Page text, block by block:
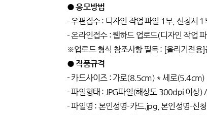
● 응모방법
- 우편접수 : 디자인 작업 파일 1부, 신청서
- 온라인접수 : 웹하드 업로드(디자인 작업
※업로드 형식 참조사항 필독 : [올리기전
● 작품규격
- 카드사이즈 : 가로(8.5cm) * 세로(5.4cm)
- 파일형태 : JPG파일(해상도 300dpi 이상)
- 파일명 : 본인성명-카드.jpg, 본인성명-신